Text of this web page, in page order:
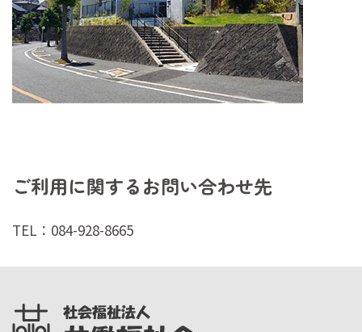
ご利用に関するお問い合わせ先
TEL：084-928-8665